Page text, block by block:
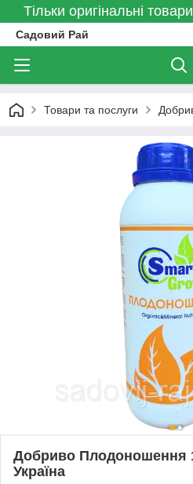
Тільки оригінальні
Садовий Рай
Товари та послуги
Добриво Плодоношення
Україна